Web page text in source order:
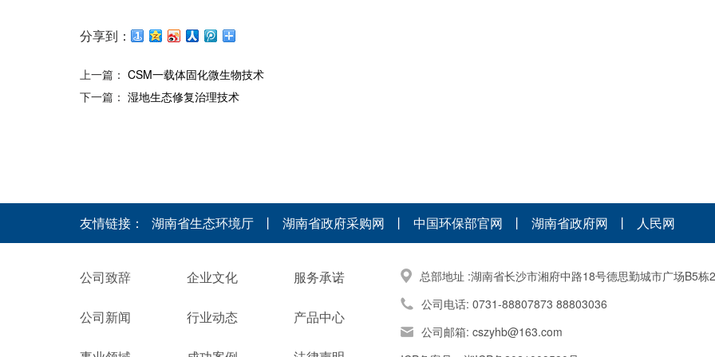
分享到：
上一篇： CSM一载体固化微生物技术
下一篇： 湿地生态修复治理技术
友情链接： 湖南省生态环境厅 丨 湖南省政府采购网 丨 中国环保部官网 丨 湖南省政府网 丨 人民网
公司致辞
公司新闻
企业文化
行业动态
服务承诺
产品中心
总部地址 :湖南省长沙市湘府中路18号德思勤城市广场B5栋
公司电话: 0731-88807873 88803036
公司邮箱: cszyhb@163.com